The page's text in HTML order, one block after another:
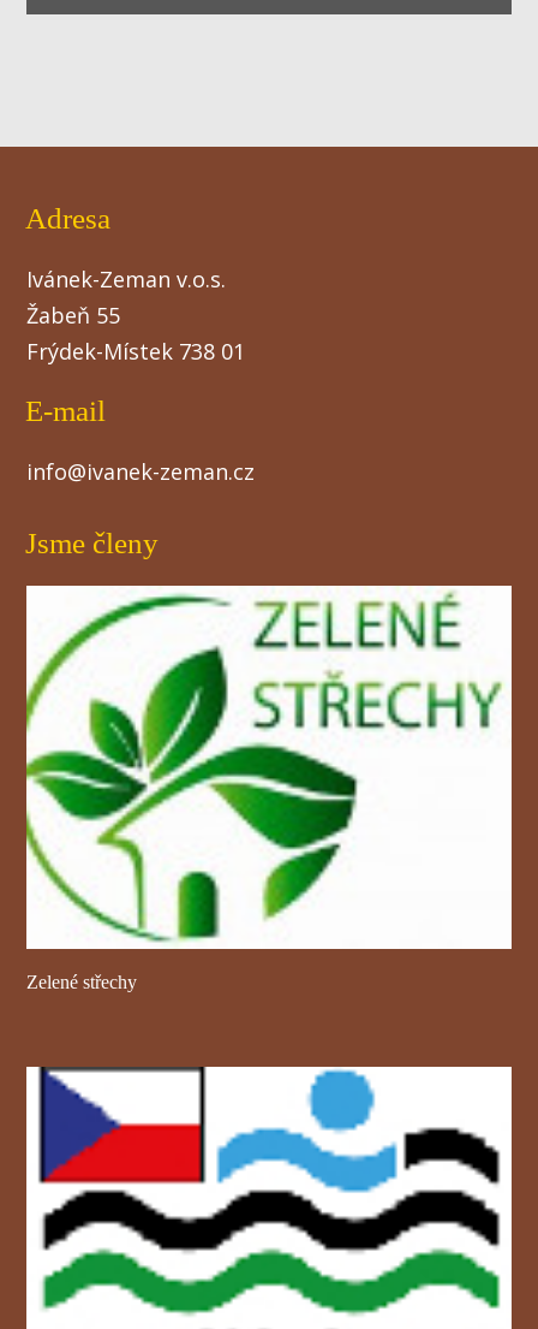
Adresa
Ivánek-Zeman v.o.s.
Žabeň 55
Frýdek-Místek 738 01
E-mail
info@ivanek-zeman.cz
Jsme členy
Zelené střechy